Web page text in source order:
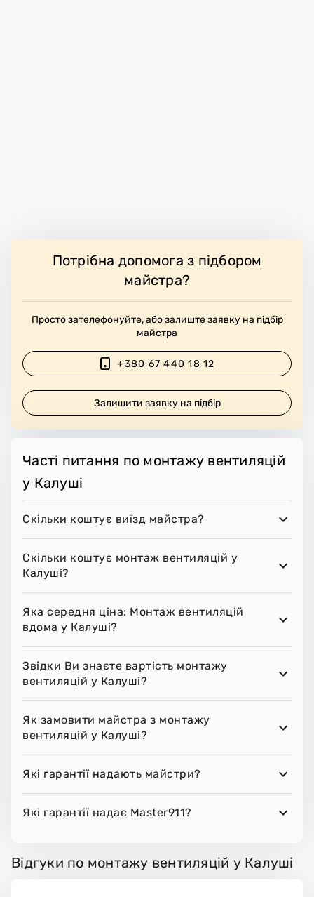
Потрібна допомога з підбором
майстра?
Просто зателефонуйте, або залиште заявку на підбір
майстра
+380 67 440 18 12
Залишити заявку на підбір
Часті питання по монтажу вентиляцій
у Калуші
Скільки коштує виїзд майстра?
Скільки коштує монтаж вентиляцій у
Калуші?
Яка середня ціна: Монтаж вентиляцій
вдома у Калуші?
Звідки Ви знаєте вартість монтажу
вентиляцій у Калуші?
Як замовити майстра з монтажу
вентиляцій у Калуші?
Які гарантії надають майстри?
Які гарантії надає Master911?
Відгуки по монтажу вентиляцій у Калуші